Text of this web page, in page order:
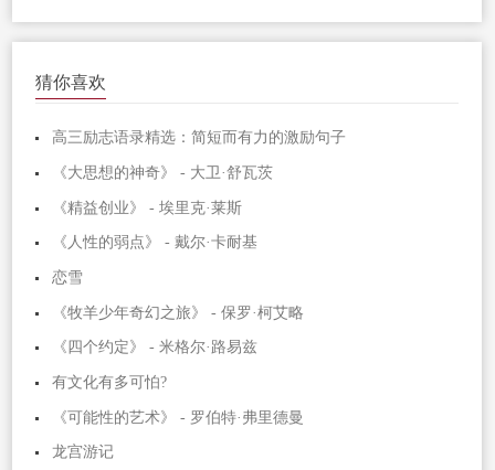
猜你喜欢
高三励志语录精选：简短而有力的激励句子
《大思想的神奇》 - 大卫·舒瓦茨
《精益创业》 - 埃里克·莱斯
《人性的弱点》 - 戴尔·卡耐基
恋雪
《牧羊少年奇幻之旅》 - 保罗·柯艾略
《四个约定》 - 米格尔·路易兹
有文化有多可怕?
《可能性的艺术》 - 罗伯特·弗里德曼
龙宫游记